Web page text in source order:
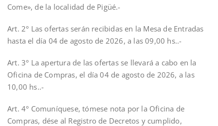
Come», de la localidad de Pigüé.-
Art. 2° Las ofertas serán recibidas en la Mesa de Entradas
hasta el día 04 de agosto de 2026, a las 09,00 hs..-
Art. 3° La apertura de las ofertas se llevará a cabo en la
Oficina de Compras, el día 04 de agosto de 2026, a las
10,00 hs..-
Art. 4° Comuníquese, tómese nota por la Oficina de
Compras, dése al Registro de Decretos y cumplido,